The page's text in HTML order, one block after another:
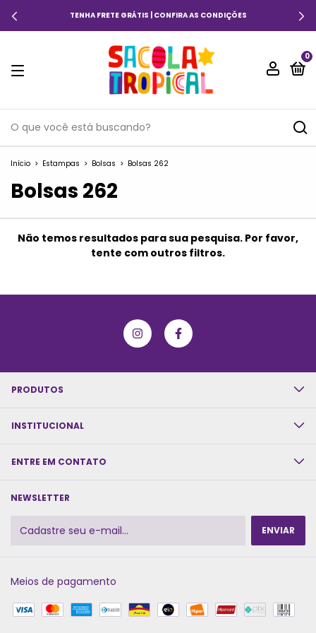
TENHA FRETE GRÁTIS | CONFIRA AS CONDIÇÕES
0
Início > Estampas > Bolsas > Bolsas 262
Bolsas 262
Não temos resultados para sua pesquisa. Por favor,
tente com outros filtros.
PRODUTOS
INSTITUCIONAL
ENTRE EM CONTATO
NEWSLETTER
Meios de pagamento